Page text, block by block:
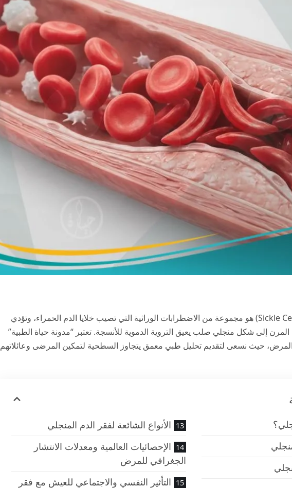
(Sickle Cell Anemia) هو مجموعة من الاضطرابات الوراثية التي تصيب خلايا الدم الحمراء، وتؤدي
إلى شكل منجلي صلب يعيق التروية الدموية للأنسجة. تعتبر “مدونة حياة الطبية”
المرض، حيث نسعى لتقديم تحليل طبي معمق يتجاوز السطحية لتمكين المرضى وعائلاتهم
الأنواع الشائعة لفقر الدم المنجلي
الإحصائيات العالمية ومعدلات الانتشار
الجغرافي للمرض
التأثير النفسي والاجتماعي للعيش مع فقر